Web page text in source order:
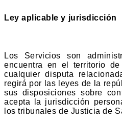
Ley aplicable y jurisdicción
Los Servicios son
encuentra en el territorio
cualquier disputa
regirá por las leyes de la
sus disposiciones sobre
acepta la jurisdicción
los tribunales de Justicia de